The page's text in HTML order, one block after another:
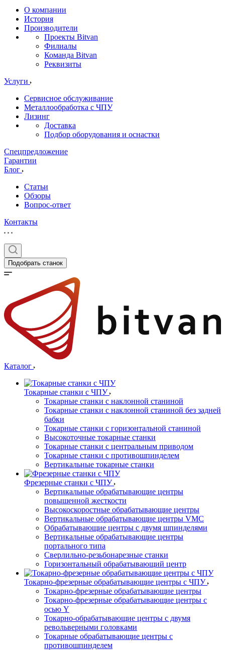
О компании
История
Производители
Проекты Bitvan
Филиалы
Команда Bitvan
Реквизиты
Услуги
Сервисное обслуживание
Металлообработка с ЧПУ
Лизинг
Доставка
Подбор оборудования и оснастки
Спецпредложение
Гарантии
Блог
Статьи
Обзоры
Вопрос-ответ
Контакты
Подобрать станок
Каталог
Токарные станки с ЧПУ
Токарные станки с наклонной станиной
Токарные станки с наклонной станиной без задней
бабки
Токарные станки с горизонтальной станиной
Высокоточные токарные станки
Токарные станки с центральным приводом
Токарные станки с противошпинделем
Вертикальные токарные станки
Фрезерные станки с ЧПУ
Вертикальные обрабатывающие центры
повышенной жесткости
Высокоскоростные обрабатывающие центры
Вертикальные обрабатывающие центры VMC
Обрабатывающие центры с двумя шпинделями
Вертикальные обрабатывающие центры
портального типа
Сверлильно-резьбонарезные станки
Горизонтальный обрабатывающий центр
Токарно-фрезерные обрабатывающие центры с ЧПУ
Токарно-фрезерные обрабатывающие центры
Токарно-фрезерные обрабатывающие центры с
осью Y
Токарно-обрабатывающие центры c двумя
револьверными головками
Токарные обрабатывающие центры с
противошпинделем